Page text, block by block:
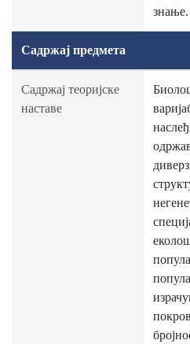
знање.
Садржај предмета
Садржај теоријске
наставе